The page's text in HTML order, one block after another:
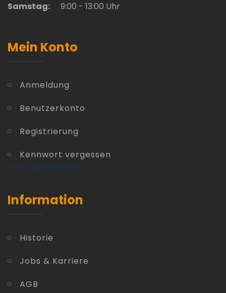
Samstag:
9:00 - 13:00 Uhr
Mein Konto
Anmeldung
Benutzerkonto
Registrierung
Kennwort vergessen
Vertrag widerrufen
Information
Historie
Jobs & Karriere
AGB